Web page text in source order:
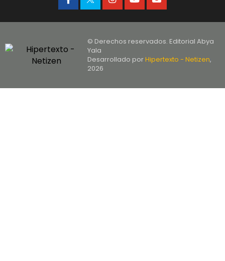
© Derechos reservados. Editorial Abya
Yala
Desarrollado porHipertexto - Netizen,
2026